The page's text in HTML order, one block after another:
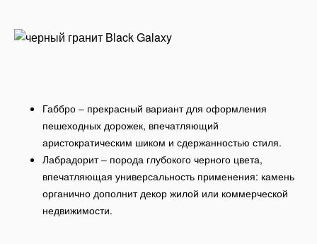
Габбро – прекрасный вариант для оформления
пешеходных дорожек, впечатляющий
аристократическим шиком и сдержанностью стиля.
Лабрадорит – порода глубокого черного цвета,
впечатляющая универсальность применения: камень
органично дополнит декор жилой или коммерческой
недвижимости.